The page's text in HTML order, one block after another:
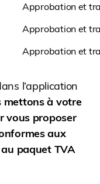
Approbation et
Approbation et
Approbation et
l’application
mettons à votre
vous proposer
aux
paquet TVA